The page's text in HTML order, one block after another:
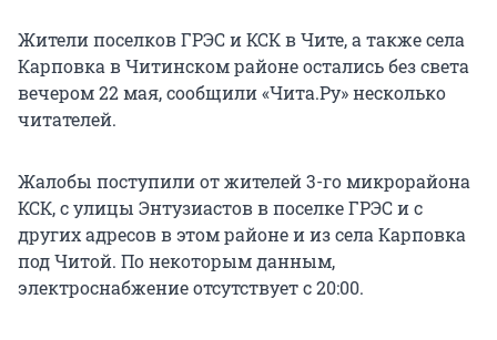
Жители поселков ГРЭС и КСК в Чите, а также села
Карповка в Читинском районе остались без света
вечером 22 мая, сообщили «Чита.Ру» несколько
читателей.
Жалобы поступили от жителей 3-го микрорайона
КСК, с улицы Энтузиастов в поселке ГРЭС и с
других адресов в этом районе и из села Карповка
под Читой. По некоторым данным,
электроснабжение отсутствует с 20:00.